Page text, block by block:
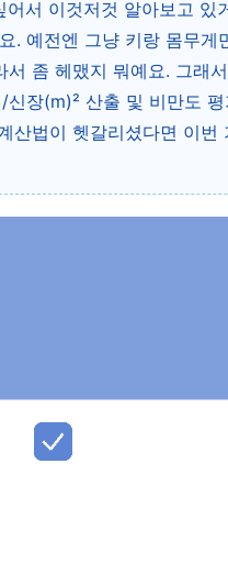
서 이것저것 알아보고 있
. 예전엔 그냥 키랑 몸무
좀 헤맸지 뭐예요. 그래
장(m)² 산출 및 비만도
산법이 헷갈리셨다면 이